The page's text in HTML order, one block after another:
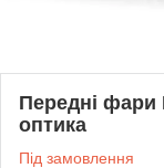
Передні фари
оптика
Під замовлення